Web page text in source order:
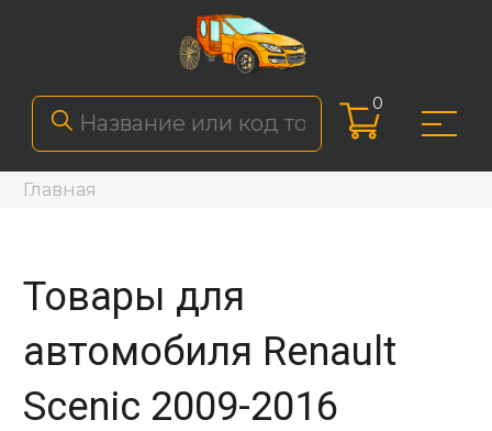
0
Главная
Товары для
автомобиля Renault
Scenic 2009-2016